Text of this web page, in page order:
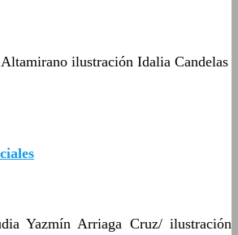
ilustración Idalia Candelas
Yazmín Arriaga Cruz/ ilustración